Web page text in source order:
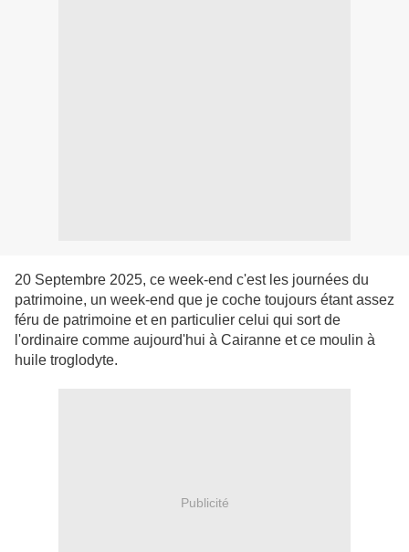
20 Septembre 2025, ce week-end c'est les journées du
patrimoine, un week-end que je coche toujours étant assez
féru de patrimoine et en particulier celui qui sort de
l'ordinaire comme aujourd'hui à Cairanne et ce moulin à
huile troglodyte.
Publicité